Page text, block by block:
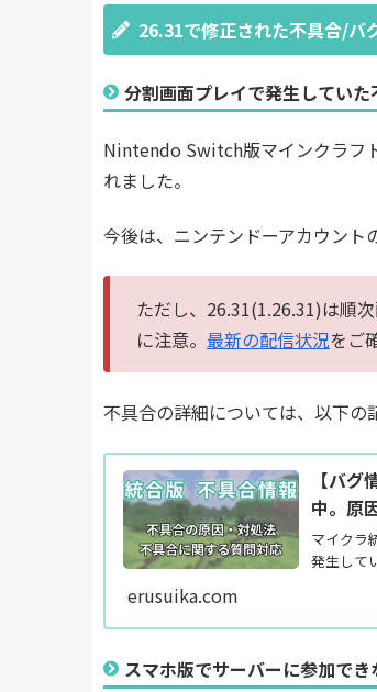
26.31で修正された不具合/バ
分割画面プレイで発生してい
Nintendo Switch版マインクラフ
れました。
今後は、ニンテンドーアカウント
ただし、26.31(1.26.31)は順
に注意。 最新の配信状況をご
不具合の詳細については、以下の
【バ
中。原
マイクラ
発生して
erusuika.com
スマホ版でサーバーに参加で